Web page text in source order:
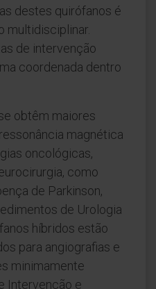
destes quirófanos é
multidisciplinar.
de intervenção
coordenada dentro
obtêm maiores
magnética
oncológicas,
como
de Parkinson,
de Urologia
híbridos estão
para angiografias e
minimamente
Intervenção e